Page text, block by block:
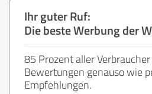
Ihr guter Ruf:
Die beste Werbung der
85 Prozent aller
Bewertungen genauso wie
Empfehlungen.